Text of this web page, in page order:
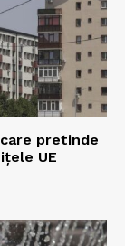
pretinde
UE